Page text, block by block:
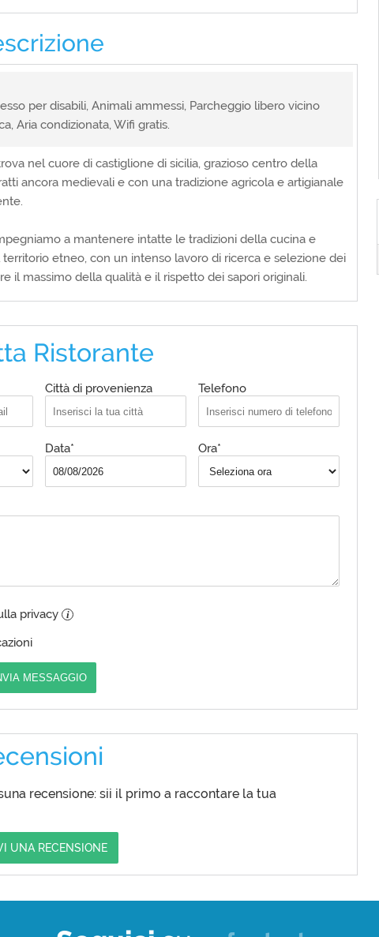
cene di lavoro, Pranzi/cene in famiglia, Pranzi/cene veloci,
ammessi, Parcheggio libero vicino struttura, Vista
per disabili, Animali ammessi, Parcheggio libero vicino
Aria condizionata, Wifi gratis.
nel cuore di castiglione di sicilia, grazioso centro della
ancora medievali e con una tradizione agricola e artigianale
a mantenere intatte le tradizioni della cucina e
etneo, con un intenso lavoro di ricerca e selezione dei
il massimo della qualità e il rispetto dei sapori originali.
Ristorante
Città di provenienza Telefono
Data* Ora*
privacy i
MESSAGGIO
recensione: sii il primo a raccontare la tua
UNA RECENSIONE